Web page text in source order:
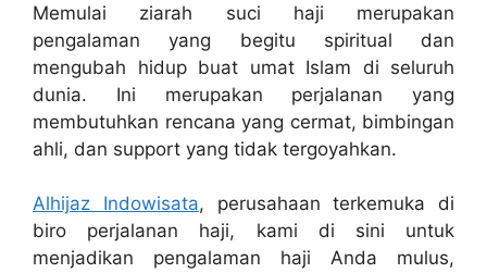
Memulai ziarah suci haji merupakan
pengalaman yang begitu spiritual dan
mengubah hidup buat umat Islam di seluruh
dunia. Ini merupakan perjalanan yang
membutuhkan rencana yang cermat, bimbingan
ahli, dan support yang tidak tergoyahkan.
Alhijaz Indowisata, perusahaan terkemuka di
biro perjalanan haji, kami di sini untuk
menjadikan pengalaman haji Anda mulus,